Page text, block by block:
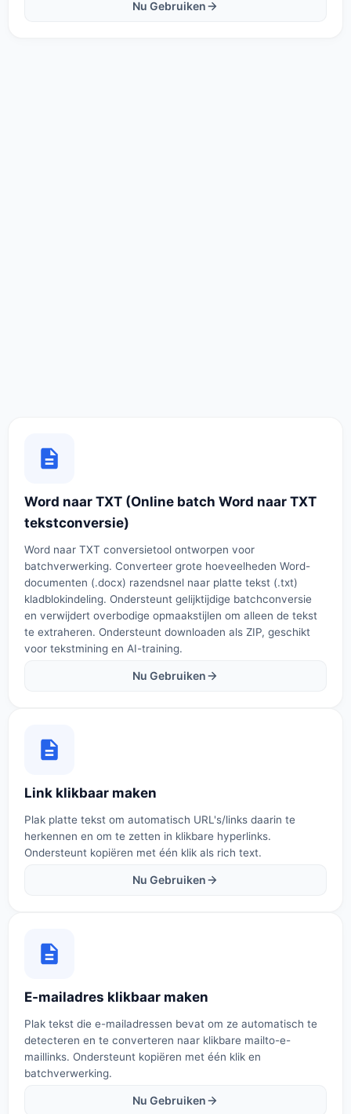
Nu Gebruiken
Word naar TXT (Online batch Word naar TXT
tekstconversie)
Word naar TXT conversietool ontworpen voor
batchverwerking. Converteer grote hoeveelheden Word-
documenten (.docx) razendsnel naar platte tekst (.txt)
kladblokindeling. Ondersteunt gelijktijdige batchconversie
en verwijdert overbodige opmaakstijlen om alleen de tekst
te extraheren. Ondersteunt downloaden als ZIP, geschikt
voor tekstmining en AI-training.
Nu Gebruiken
Link klikbaar maken
Plak platte tekst om automatisch URL's/links daarin te
herkennen en om te zetten in klikbare hyperlinks.
Ondersteunt kopiëren met één klik als rich text.
Nu Gebruiken
E-mailadres klikbaar maken
Plak tekst die e-mailadressen bevat om ze automatisch te
detecteren en te converteren naar klikbare mailto-e-
maillinks. Ondersteunt kopiëren met één klik en
batchverwerking.
Nu Gebruiken